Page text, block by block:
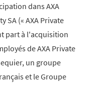
dans AXA
SA (« AXA Private
part à l'acquisition
de AXA Private
un groupe
et le Groupe